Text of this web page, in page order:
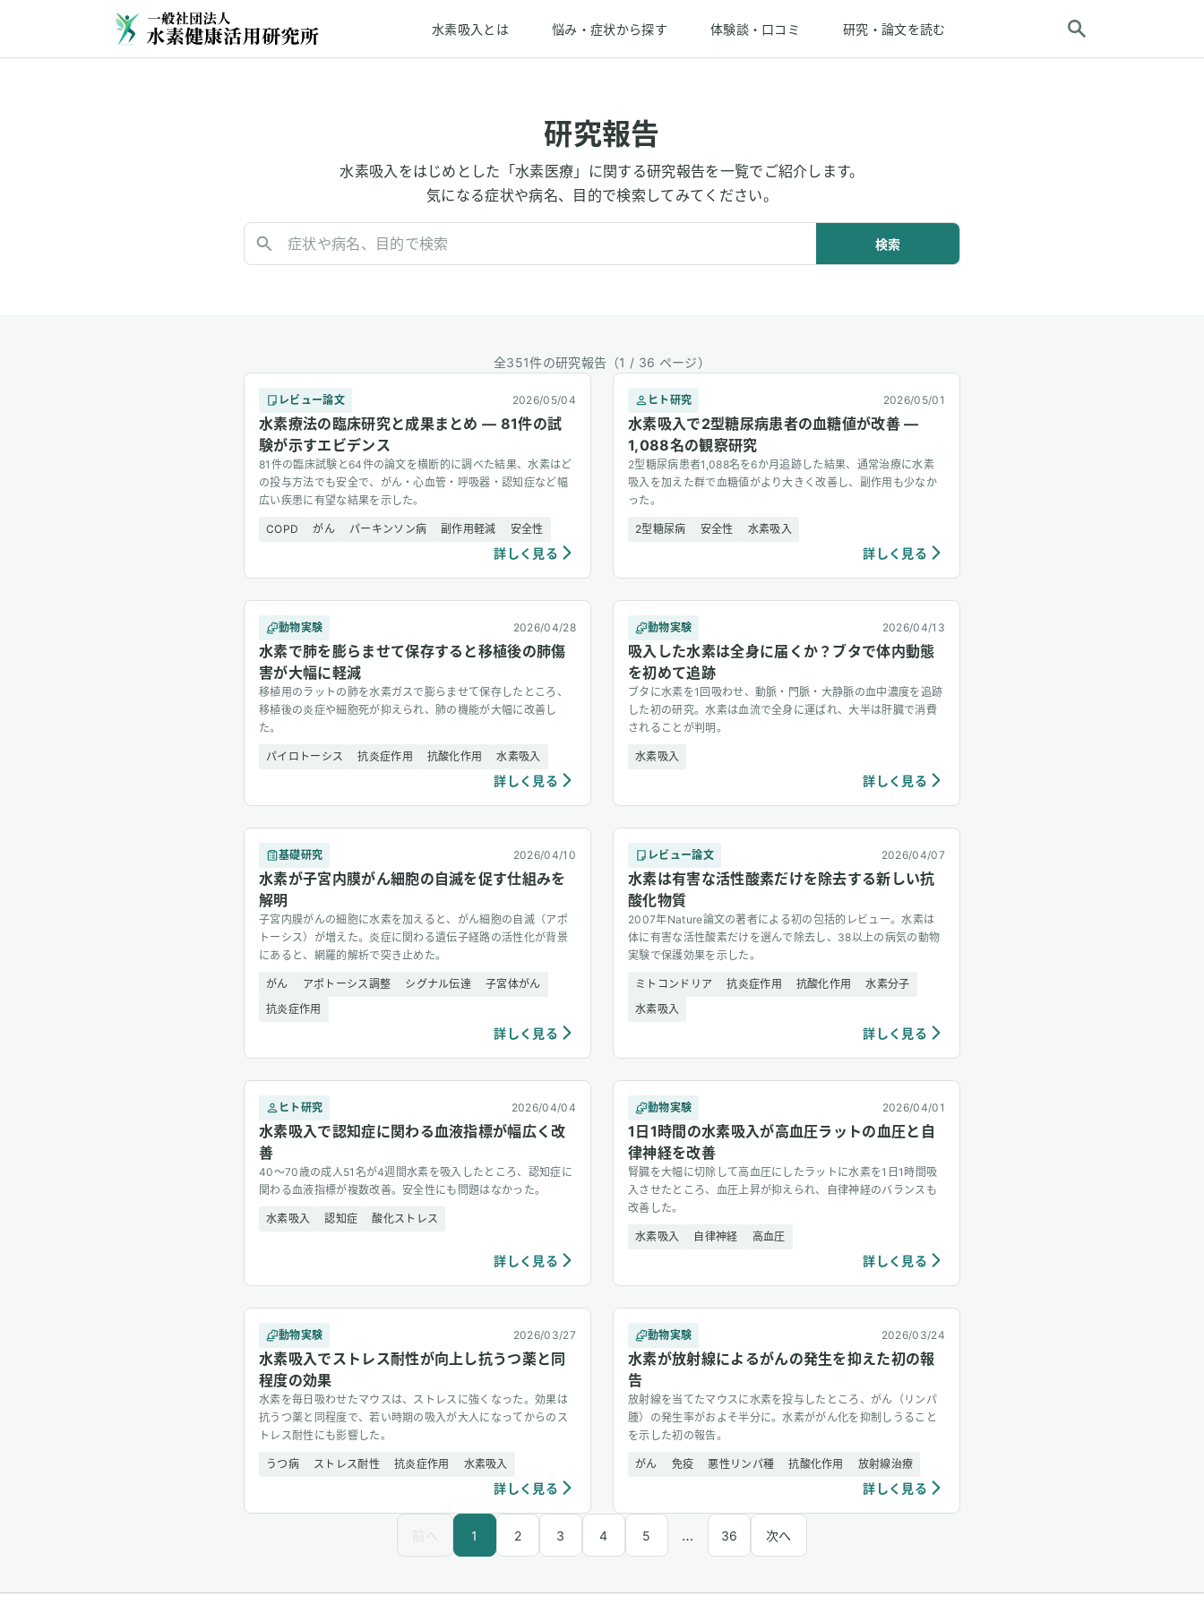
水素吸入とは 悩み・症状から探す 体験談・口コミ 研究・論文を読む
研究報告
水素吸入をはじめとした「水素医療」に関する研究報告を一覧でご紹介します。
気になる症状や病名、目的で検索してみてください。
検索
全351件の研究報告 （1 / 36 ページ）
レビュー論文 2026/05/04
水素療法の臨床研究と成果まとめ — 81件の試
験が示すエビデンス
81件の臨床試験と64件の論文を横断的に調べた結果、水素はど
の投与方法でも安全で、がん・心血管・呼吸器・認知症など幅
広い疾患に有望な結果を示した。
COPD がん パーキンソン病 副作用軽減 安全性
詳しく見る
ヒト研究 2026/05/01
水素吸入で2型糖尿病患者の血糖値が改善 —
1,088名の観察研究
2型糖尿病患者1,088名を6か月追跡した結果、通常治療に水素
吸入を加えた群で血糖値がより大きく改善し、副作用も少なか
った。
2型糖尿病 安全性 水素吸入
詳しく見る
動物実験 2026/04/28
水素で肺を膨らませて保存すると移植後の肺傷
害が大幅に軽減
移植用のラットの肺を水素ガスで膨らませて保存したところ、
移植後の炎症や細胞死が抑えられ、肺の機能が大幅に改善し
た。
パイロトーシス 抗炎症作用 抗酸化作用 水素吸入
詳しく見る
動物実験 2026/04/13
吸入した水素は全身に届くか？ブタで体内動態
を初めて追跡
ブタに水素を1回吸わせ、動脈・門脈・大静脈の血中濃度を追跡
した初の研究。水素は血流で全身に運ばれ、大半は肝臓で消費
されることが判明。
水素吸入
詳しく見る
基礎研究 2026/04/10
水素が子宮内膜がん細胞の自滅を促す仕組みを
解明
子宮内膜がんの細胞に水素を加えると、がん細胞の自滅（アポ
トーシス）が増えた。炎症に関わる遺伝子経路の活性化が背景
にあると、網羅的解析で突き止めた。
がん アポトーシス調整 シグナル伝達
子宮体がん
抗炎症作用
詳しく見る
レビュー論文 2026/04/07
水素は有害な活性酸素だけを除去する新しい抗
酸化物質
2007年Nature論文の著者による初の包括的レビュー。水素は
体に有害な活性酸素だけを選んで除去し、38以上の病気の動物
実験で保護効果を示した。
ミトコンドリア 抗炎症作用 抗酸化作用
水素分子
水素吸入
詳しく見る
ヒト研究 2026/04/04
水素吸入で認知症に関わる血液指標が幅広く改
善
40〜70歳の成人51名が4週間水素を吸入したところ、認知症に
関わる血液指標が複数改善。安全性にも問題はなかった。
水素吸入 認知症 酸化ストレス
詳しく見る
動物実験 2026/04/01
1日1時間の水素吸入が高血圧ラットの血圧と自
律神経を改善
腎臓を大幅に切除して高血圧にしたラットに水素を1日1時間吸
入させたところ、血圧上昇が抑えられ、自律神経のバランスも
改善した。
水素吸入 自律神経 高血圧
詳しく見る
動物実験 2026/03/27
水素吸入でストレス耐性が向上し抗うつ薬と同
程度の効果
水素を毎日吸わせたマウスは、ストレスに強くなった。効果は
抗うつ薬と同程度で、若い時期の吸入が大人になってからのス
トレス耐性にも影響した。
うつ病 ストレス耐性 抗炎症作用 水素吸入
詳しく見る
動物実験 2026/03/24
水素が放射線によるがんの発生を抑えた初の報
告
放射線を当てたマウスに水素を投与したところ、がん（リンパ
腫）の発生率がおよそ半分に。水素ががん化を抑制しうること
を示した初の報告。
がん 免疫 悪性リンパ種 抗酸化作用 放射線治療
詳しく見る
前へ 1 2 3 4 5 … 36 次へ